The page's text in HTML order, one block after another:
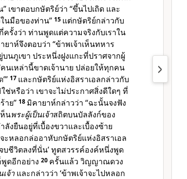
เขาตอบกษัตริย์ว่า “ขึ้นไปเถิด และ
นมือของท่าน” 15 แต่กษัตริย์กล่าวกับ
ครั้งว่า ท่านพูดแต่ความจริงกับเราใน
ยาห์จึงตอบว่า “ข้าพเจ้าเห็นทหาร
บนภูเขา ประหนึ่งฝูงแกะที่ปราศจากผู้
คนเหล่านี้ขาดเจ้านาย ปล่อยให้ทุกคน
17 และกษัตริย์แห่งอิสราเอลกล่าวกับ
ช่หรือว่า เขาจะไม่ประกาศสิ่งดีใดๆ ที่
าย” 18 มิคายาห์กล่าวว่า “ฉะนั้นจงฟัง
ห็นพระผู้เป็นเจ้าสถิตบนบัลลังก์ของ
งยืนอยู่ที่เบื้องขวาและเบื้องซ้าย
จะหลอกล่ออาหับกษัตริย์แห่งอิสราเอล
บชีวิตลงที่นั่น’ ทูตสวรรค์องค์หนึ่งพูด
ดอีกอย่าง 20 ครั้นแล้ว วิญญาณดวง
เจ้า และกล่าวว่า ‘ข้าพเจ้าจะไปหลอก